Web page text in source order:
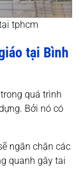
tphcm
tại Bình
quá trình
Bởi nó có
ngăn chặn các
quanh gây tai